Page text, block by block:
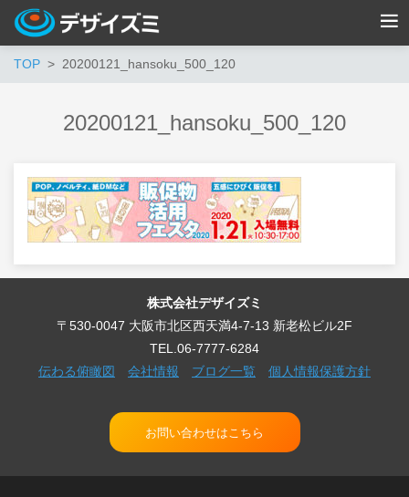
TOP 20200121_hansoku_500_120
20200121_hansoku_500_120
株式会社デザイズミ
〒530-0047 大阪市北区西天満4-7-13 新老松ビル2F
TEL.06-7777-6284
伝わる俯瞰図
会社情報 ブログ一覧 個人情報保護方針
お問い合わせはこちら